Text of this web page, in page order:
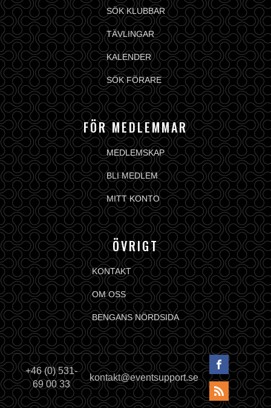
SÖK KLUBBAR
TÄVLINGAR
KALENDER
SÖK FÖRARE
FÖR MEDLEMMAR
MEDLEMSKAP
BLI MEDLEM
MITT KONTO
ÖVRIGT
KONTAKT
OM OSS
BENGANS NÖRDSIDA
+46 (0) 531-
69 00 33
kontakt@eventsupport.se